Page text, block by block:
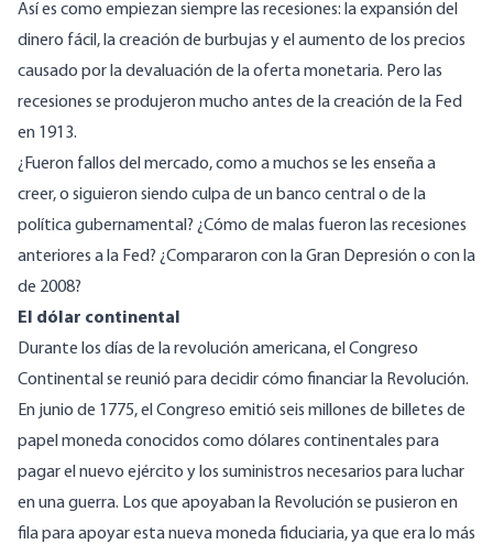
Así es como empiezan siempre las recesiones: la expansión del
dinero fácil, la creación de burbujas y el aumento de los precios
causado por la devaluación de la oferta monetaria. Pero las
recesiones se produjeron mucho antes de la creación de la Fed
en 1913.
¿Fueron fallos del mercado, como a muchos se les enseña a
creer, o siguieron siendo culpa de un banco central o de la
política gubernamental? ¿Cómo de malas fueron las recesiones
anteriores a la Fed? ¿Compararon con la Gran Depresión o con la
de 2008?
El dólar continental
Durante los días de la revolución americana, el Congreso
Continental se reunió para decidir cómo financiar la Revolución.
En junio de 1775, el Congreso emitió seis millones de billetes de
papel moneda conocidos como dólares continentales para
pagar el nuevo ejército y los suministros necesarios para luchar
en una guerra. Los que apoyaban la Revolución se pusieron en
fila para apoyar esta nueva moneda fiduciaria, ya que era lo más